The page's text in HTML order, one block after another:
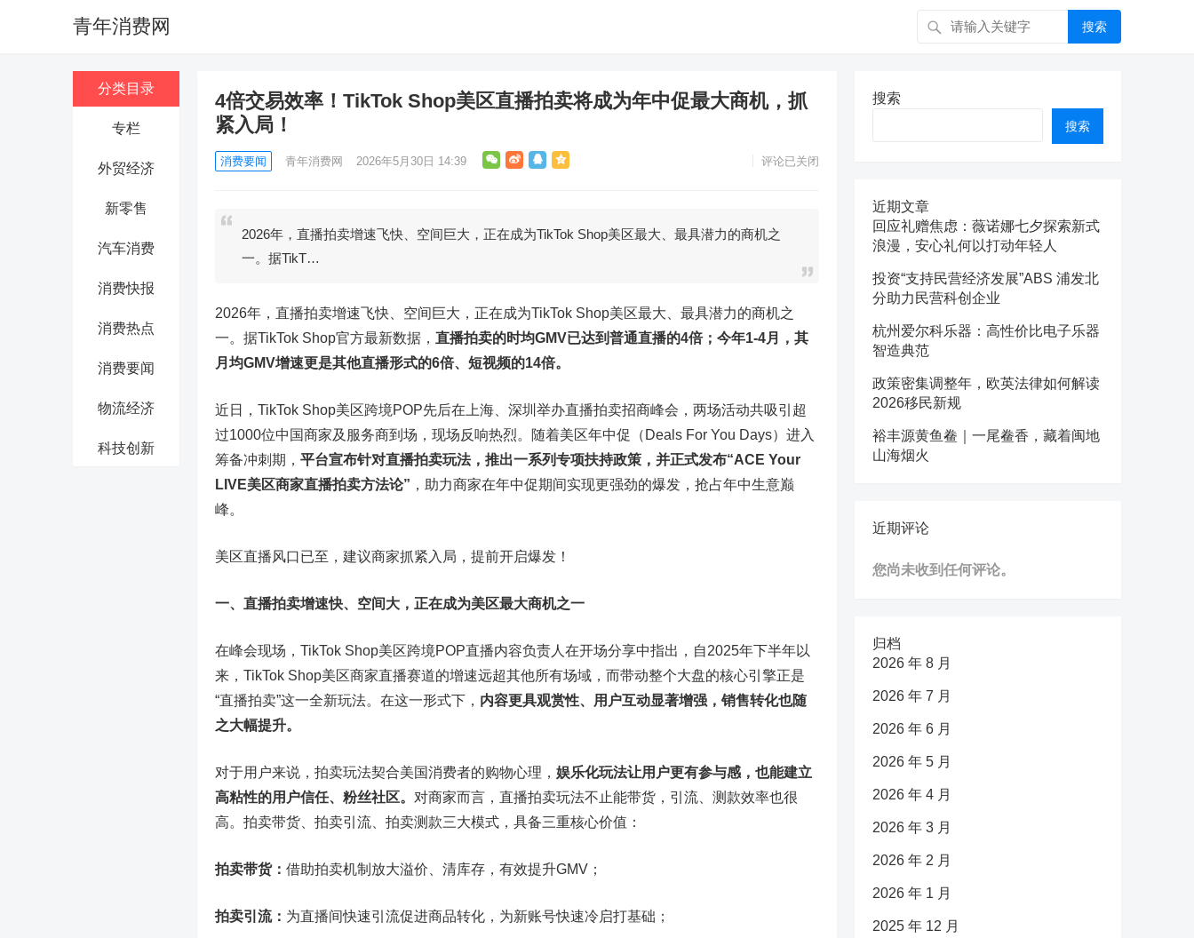
青年消费网 搜索
分类目录
专栏
外贸经济
新零售
汽车消费
消费快报
消费热点
消费要闻
物流经济
科技创新
4倍交易效率！TikTok Shop美区直播拍卖将成为年中促最大商机，抓
紧入局！
消费要闻 青年消费网 2026年5月30日 14:39 评论已关闭
2026年，直播拍卖增速飞快、空间巨大，正在成为TikTok Shop美区最大、最具潜力的商机之
一。据TikT…
2026年，直播拍卖增速飞快、空间巨大，正在成为TikTok Shop美区最大、最具潜力的商机之
一。据TikTok Shop官方最新数据， 直播拍卖的时均GMV已达到普通直播的4倍；今年1-4月，其
月均GMV增速更是其他直播形式的6倍、短视频的14倍。
近日，TikTok Shop美区跨境POP先后在上海、深圳举办直播拍卖招商峰会，两场活动共吸引超
过1000位中国商家及服务商到场，现场反响热烈。随着美区年中促（Deals For You Days）进入
筹备冲刺期， 平台宣布针对直播拍卖玩法，推出一系列专项扶持政策，并正式发布“ACE Your
LIVE美区商家直播拍卖方法论” ，助力商家在年中促期间实现更强劲的爆发，抢占年中生意巅
峰。
美区直播风口已至，建议商家抓紧入局，提前开启爆发！
一、直播拍卖增速快、空间大，正在成为美区最大商机之一
在峰会现场，TikTok Shop美区跨境POP直播内容负责人在开场分享中指出，自2025年下半年以
来，TikTok Shop美区商家直播赛道的增速远超其他所有场域，而带动整个大盘的核心引擎正是
“直播拍卖”这一全新玩法。在这一形式下， 内容更具观赏性、用户互动显著增强，销售转化也随
之大幅提升。
对于用户来说，拍卖玩法契合美国消费者的购物心理， 娱乐化玩法让用户更有参与感，也能建立
高粘性的用户信任、粉丝社区。 对商家而言，直播拍卖玩法不止能带货，引流、测款效率也很
高。拍卖带货、拍卖引流、拍卖测款三大模式，具备三重核心价值：
拍卖带货： 借助拍卖机制放大溢价、清库存，有效提升GMV；
拍卖引流： 为直播间快速引流促进商品转化，为新账号快速冷启打基础；
搜索
搜索
近期文章
回应礼赠焦虑：薇诺娜七夕探索新式
浪漫，安心礼何以打动年轻人
投资“支持民营经济发展”ABS 浦发北
分助力民营科创企业
杭州爱尔科乐器：高性价比电子乐器
智造典范
政策密集调整年，欧英法律如何解读
2026移民新规
裕丰源黄鱼鲞｜一尾鲞香，藏着闽地
山海烟火
近期评论
您尚未收到任何评论。
归档
2026 年 8 月
2026 年 7 月
2026 年 6 月
2026 年 5 月
2026 年 4 月
2026 年 3 月
2026 年 2 月
2026 年 1 月
2025 年 12 月